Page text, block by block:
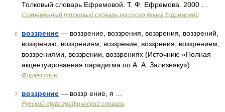
Толковый словарь Ефремовой. Т. Ф. Ефремова. 2000 …
Современный толковый словарь русского языка Ефремовой
6 воззрение — воззрение, воззрения, воззрения, воззрений,
воззрению, воззрениям, воззрение, воззрения, воззрением,
воззрениями, воззрении, воззрениях (Источник: «Полная
акцентуированная парадигма по А. А. Зализняку») …
Формы слов
7 воззрение — воззр ение, я …
Русский орфографический словарь